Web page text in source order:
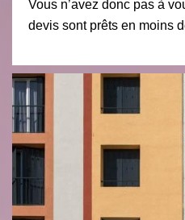
Vous n’avez donc pas à
devis sont prêts en moins